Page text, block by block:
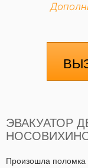
ЭВАКУАТОР
Произошла поломка